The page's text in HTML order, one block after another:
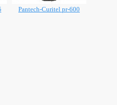
Pantech-Curitel pr-600